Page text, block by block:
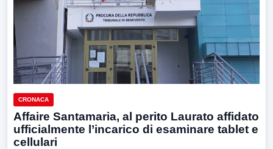
CRONACA
Affaire Santamaria, al perito Laurato affidato
ufficialmente l’incarico di esaminare tablet e
cellulari